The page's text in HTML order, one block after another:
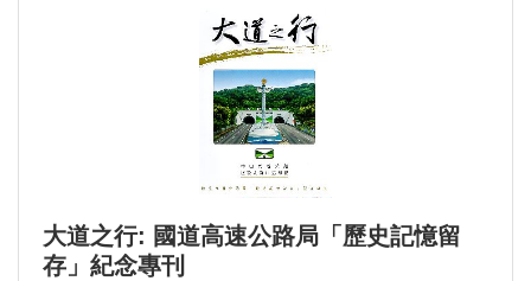
大道之行: 國道高速公路局「歷史記憶留
存」紀念專刊